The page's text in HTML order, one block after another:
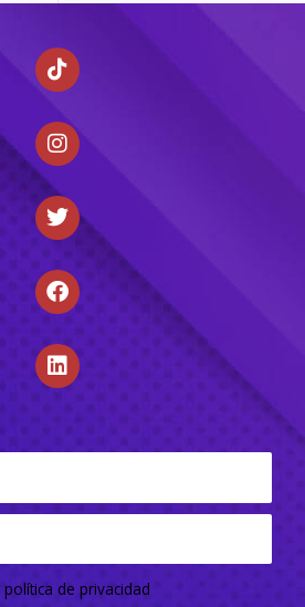
política de privacidad